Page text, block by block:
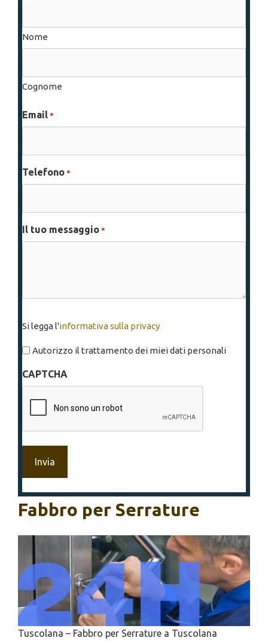
Nome
Cognome
Email *
Telefono *
Il tuo messaggio *
legga
l'informativa
privacy
Si legga l'informativa sulla privacy
Autorizzo il trattamento dei miei dati personali
CAPTCHA
Fabbro per Serrature
Tuscolana – Fabbro per Serrature a Tuscolana